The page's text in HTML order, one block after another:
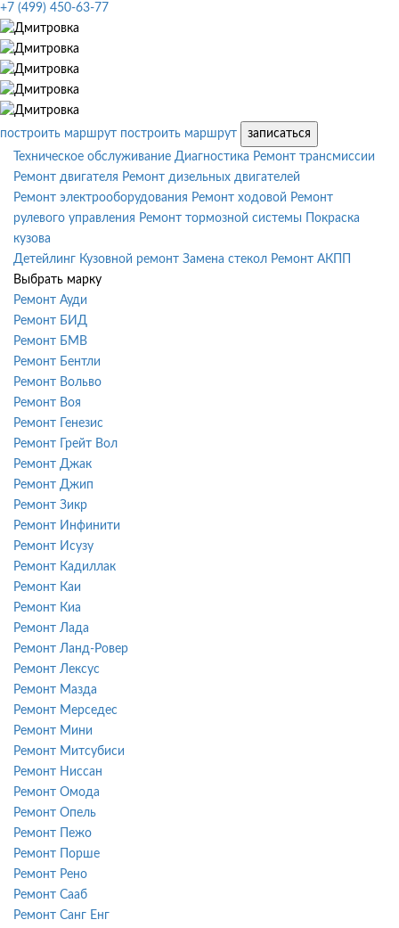
+7 (499) 450-63-77
построить маршрут построить маршрут
записаться
Техническое обслуживание Диагностика Ремонт трансмиссии
Ремонт двигателя Ремонт дизельных двигателей
Ремонт электрооборудования Ремонт ходовой Ремонт
рулевого управления Ремонт тормозной системы
Покраска
кузова
Детейлинг Кузовной ремонт Замена стекол Ремонт АКПП
Выбрать марку
Ремонт Ауди
Ремонт БИД
Ремонт БМВ
Ремонт Бентли
Ремонт Вольво
Ремонт Воя
Ремонт Генезис
Ремонт Грейт Вол
Ремонт Джак
Ремонт Джип
Ремонт Зикр
Ремонт Инфинити
Ремонт Исузу
Ремонт Кадиллак
Ремонт Каи
Ремонт Киа
Ремонт Лада
Ремонт Ланд-Ровер
Ремонт Лексус
Ремонт Мазда
Ремонт Мерседес
Ремонт Мини
Ремонт Митсубиси
Ремонт Ниссан
Ремонт Омода
Ремонт Опель
Ремонт Пежо
Ремонт Порше
Ремонт Рено
Ремонт Сааб
Ремонт Санг Енг